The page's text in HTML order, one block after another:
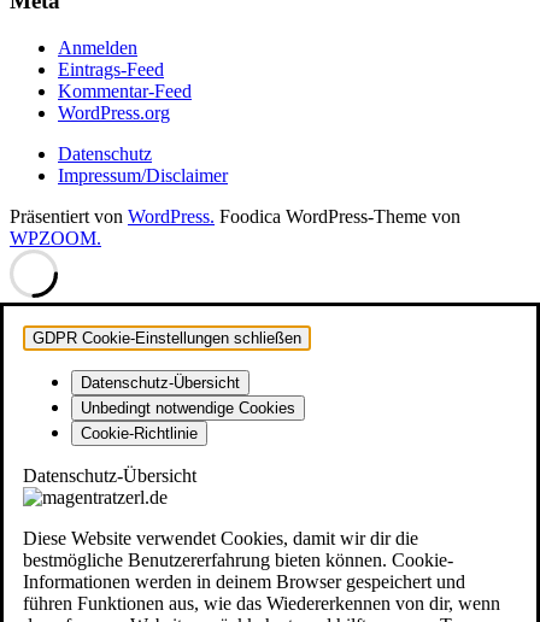
Anmelden
Eintrags-Feed
Kommentar-Feed
WordPress.org
Datenschutz
Impressum/Disclaimer
Präsentiert von WordPress. Foodica WordPress-Theme von
WPZOOM.
GDPR Cookie-Einstellungen schließen
Datenschutz-Übersicht
Unbedingt notwendige Cookies
Cookie-Richtlinie
Datenschutz-Übersicht
Diese Website verwendet Cookies, damit wir dir die
bestmögliche Benutzererfahrung bieten können. Cookie-
Informationen werden in deinem Browser gespeichert und
führen Funktionen aus, wie das Wiedererkennen von dir, wenn